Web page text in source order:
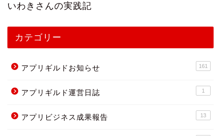
いわきさんの実践記
カテゴリー
アプリギルドお知らせ 161
アプリギルド運営日誌 1
アプリビジネス成果報告 13